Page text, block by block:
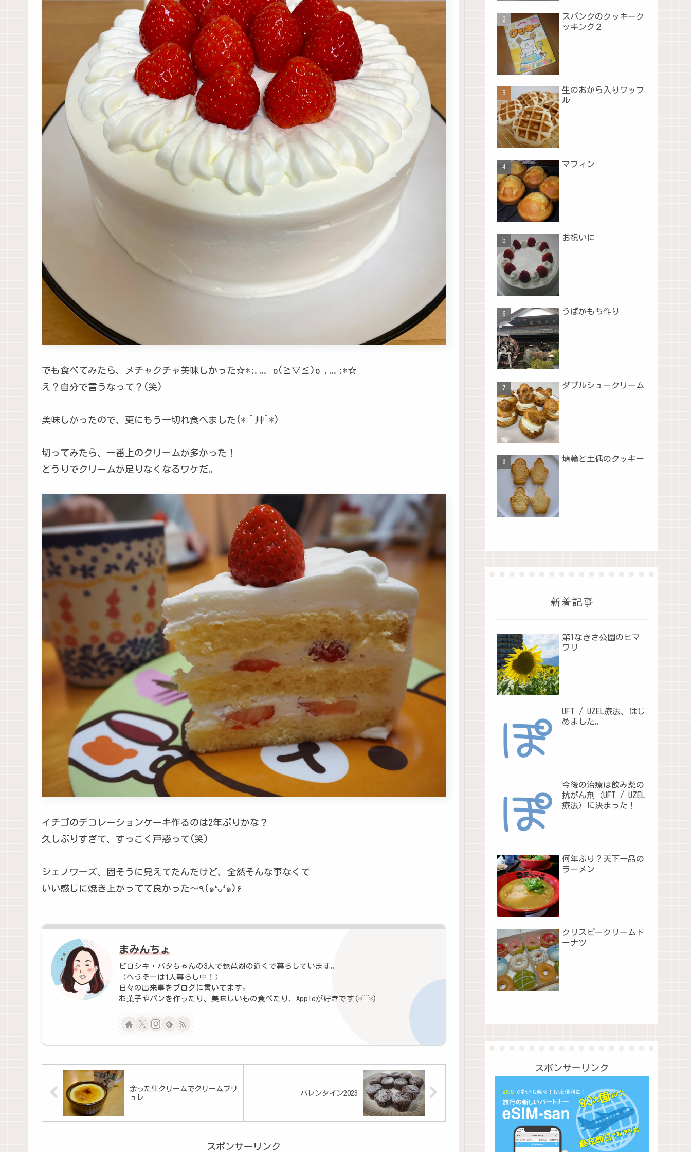
でも食べてみたら、メチャクチャ美味しかった☆*:.｡. o(≧▽≦)o .｡.:*☆
え？自分で言うなって？(笑)
美味しかったので、更にもう一切れ食べました(*´艸`*)
切ってみたら、一番上のクリームが多かった！
どうりでクリームが足りなくなるワケだ。
イチゴのデコレーションケーキ作るのは2年ぶりかな？
久しぶりすぎて、すっごく戸惑って(笑)
ジェノワーズ、固そうに見えてたんだけど、全然そんな事なくて
いい感じに焼き上がってて良かった〜٩(๑❛ᴗ❛๑)۶
まみんちょ
ピロシキ・バタちゃんの3人で琵琶湖の近くで暮らしています。
（へうぞーは1人暮らし中！）
日々の出来事をブログに書いてます。
お菓子やパンを作ったり、美味しいもの食べたり、Appleが好きです(*^^*)
余った生クリームでクリームブリ
ュレ
バレンタイン2023
スポンサーリンク
スパンクのクッキーク
ッキング２
生のおから入りワッフ
ル
マフィン
お祝いに
うばがもち作り
ダブルシュークリーム
埴輪と土偶のクッキー
新着記事
第1なぎさ公園のヒマ
ワリ
UFT / UZEL療法、はじ
めました。
今後の治療は飲み薬の
抗がん剤（UFT / UZEL
療法）に決まった！
何年ぶり？天下一品の
ラーメン
クリスピークリームド
ーナツ
スポンサーリンク